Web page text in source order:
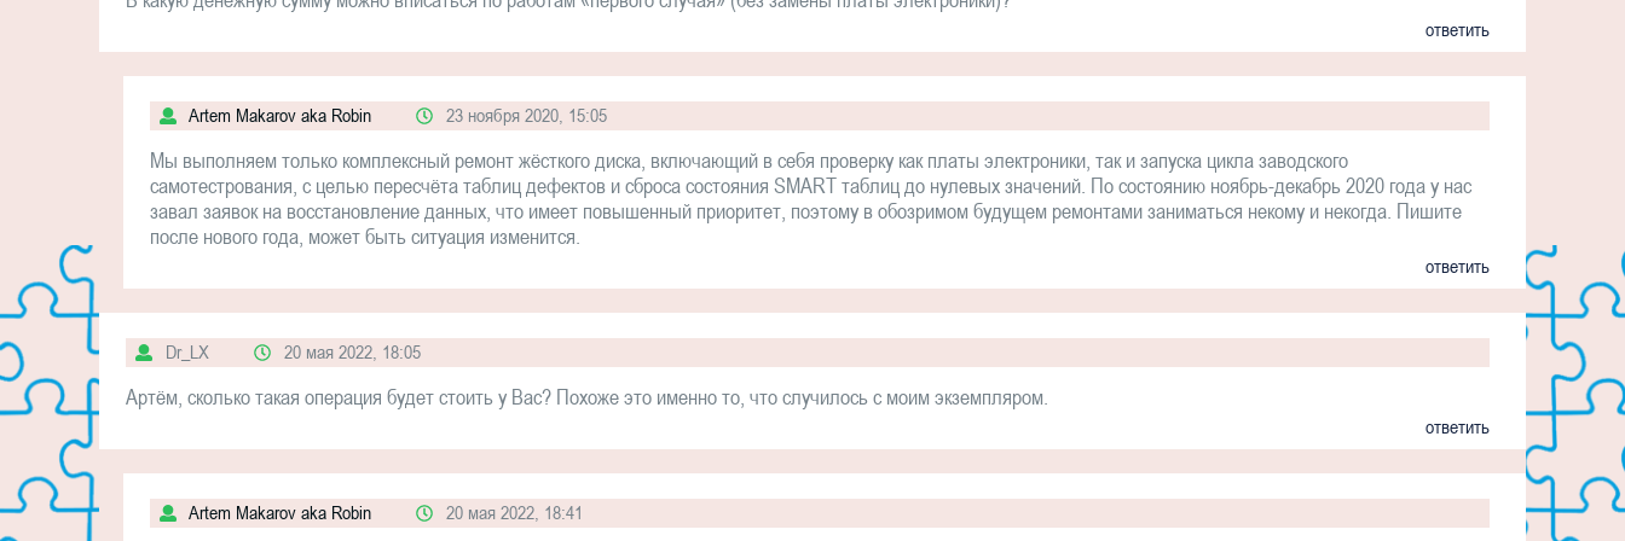
ответить
Artem Makarov aka Robin 23 ноября 2020, 15:05
Мы выполняем только комплексный ремонт жёсткого диска, включающий в себя проверку как платы электроники, так и запуска цикла заводского
самотестрования, с целью пересчёта таблиц дефектов и сброса состояния SMART таблиц до нулевых значений. По состоянию ноябрь-декабрь 2020 года у нас
завал заявок на восстановление данных, что имеет повышенный приоритет, поэтому в обозримом будущем ремонтами заниматься некому и некогда. Пишите
после нового года, может быть ситуация изменится.
ответить
Dr_LX 20 мая 2022, 18:05
Артём, сколько такая операция будет стоить у Вас? Похоже это именно то, что случилось с моим экземпляром.
ответить
Artem Makarov aka Robin 20 мая 2022, 18:41